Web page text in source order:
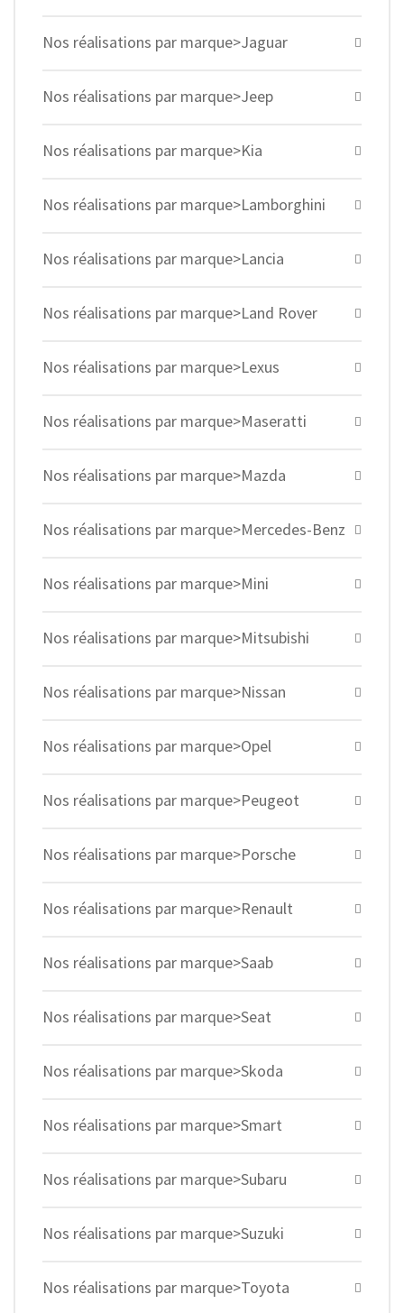
Nos réalisations par marque>Jaguar
Nos réalisations par marque>Jeep
Nos réalisations par marque>Kia
Nos réalisations par marque>Lamborghini
Nos réalisations par marque>Lancia
Nos réalisations par marque>Land Rover
Nos réalisations par marque>Lexus
Nos réalisations par marque>Maseratti
Nos réalisations par marque>Mazda
Nos réalisations par marque>Mercedes-Benz
Nos réalisations par marque>Mini
Nos réalisations par marque>Mitsubishi
Nos réalisations par marque>Nissan
Nos réalisations par marque>Opel
Nos réalisations par marque>Peugeot
Nos réalisations par marque>Porsche
Nos réalisations par marque>Renault
Nos réalisations par marque>Saab
Nos réalisations par marque>Seat
Nos réalisations par marque>Skoda
Nos réalisations par marque>Smart
Nos réalisations par marque>Subaru
Nos réalisations par marque>Suzuki
Nos réalisations par marque>Toyota